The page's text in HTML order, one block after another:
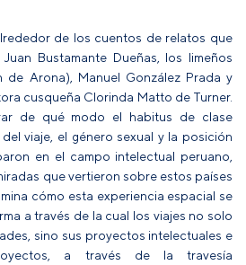
de los cuentos de relatos que
Bustamante Dueñas, los limeños
de Arona), Manuel González Prada y
cusqueña Clorinda Matto de Turner.
de qué modo el habitus de clase
viaje, el género sexual y la posición
en el campo intelectual peruano,
que vertieron sobre estos países
cómo esta experiencia espacial se
a través de la cual los viajes no solo
sino sus proyectos intelectuales e
a través de la travesía